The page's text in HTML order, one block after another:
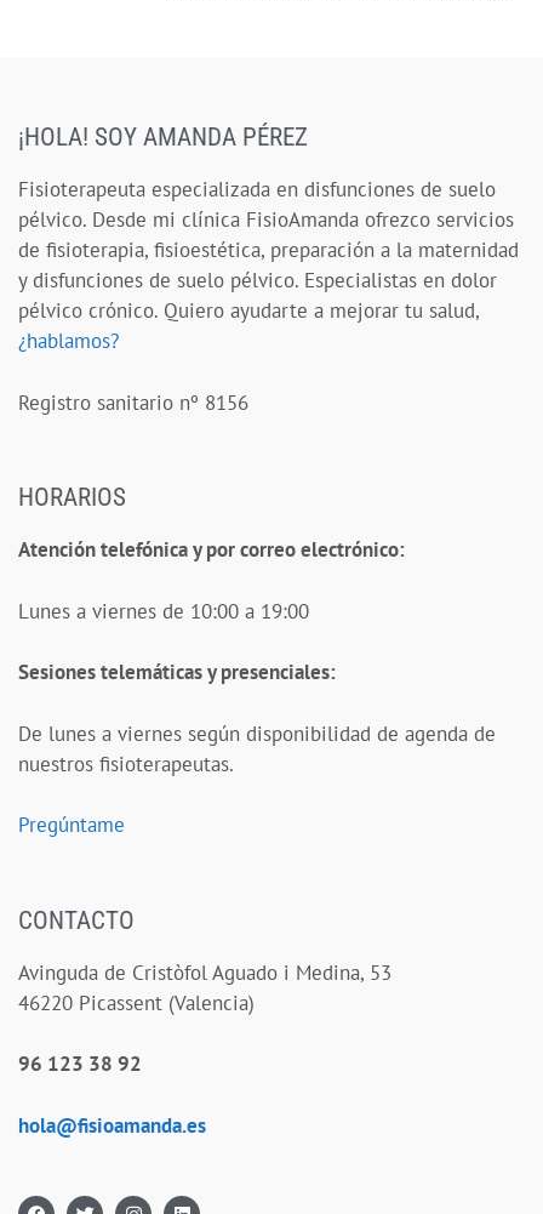
¡HOLA! SOY AMANDA PÉREZ
Fisioterapeuta especializada en disfunciones de suelo
pélvico. Desde mi clínica FisioAmanda ofrezco servicios
de fisioterapia, fisioestética, preparación a la maternidad
y disfunciones de suelo pélvico. Especialistas en dolor
pélvico crónico. Quiero ayudarte a mejorar tu salud,
¿hablamos?
Registro sanitario nº 8156
HORARIOS
Atención telefónica y por correo electrónico:
Lunes a viernes de 10:00 a 19:00
Sesiones telemáticas y presenciales:
De lunes a viernes según disponibilidad de agenda de
nuestros fisioterapeutas.
Pregúntame
CONTACTO
Avinguda de Cristòfol Aguado i Medina, 53
46220 Picassent (Valencia)
96 123 38 92
hola@fisioamanda.es